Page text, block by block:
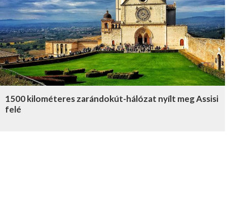
1500 kilométeres zarándokút-hálózat nyílt meg Assisi
felé